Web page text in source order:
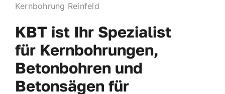
Kernbohrung Reinfeld
KBT ist Ihr Spezialist
für Kernbohrungen,
Betonbohren und
Betonsägen für